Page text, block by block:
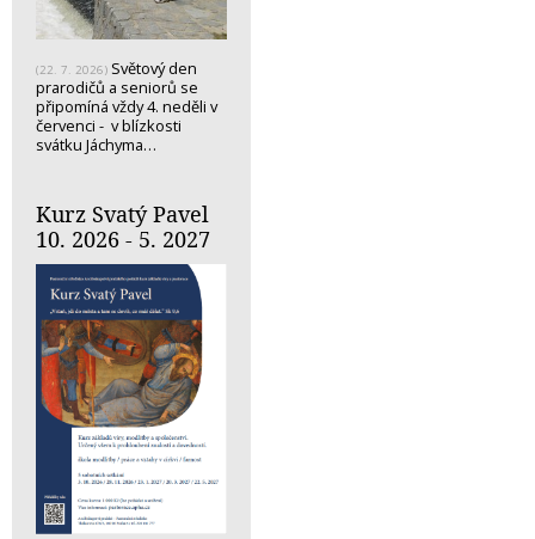
(22. 7. 2026) Světový den
prarodičů a seniorů se
připomíná vždy 4. neděli v
červenci - v blízkosti
svátku Jáchyma…
Kurz Svatý Pavel
10. 2026 - 5. 2027